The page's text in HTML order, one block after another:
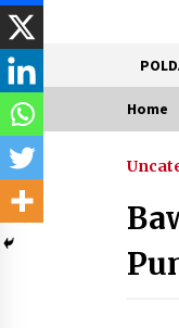
di
Home